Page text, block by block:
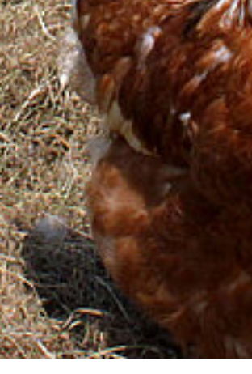
30 Jahre
Matomo Session
Name:
MATOMO_SESSID
Anbieter:
Kneibel-Ei
Zweck:
Dieser Cookie speichert bei
Cookies den Opt-Out-Status des
Cookie Laufzeit:
Session
Einverständnis-Cookie
Name:
cookie_consent